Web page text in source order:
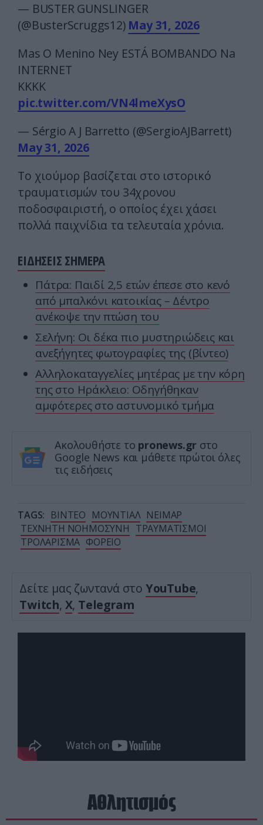
— BUSTER GUNSLINGER
(@BusterScruggs12) May 31, 2026
Mas O Menino Ney ESTÁ BOMBANDO Na
INTERNET
KKKK
pic.twitter.com/VN4lmeXysO
— Sérgio A J Barretto (@SergioAJBarrett)
May 31, 2026
Το χιούμορ βασίζεται στο ιστορικό
τραυματισμών του 34χρονου
ποδοσφαιριστή, ο οποίος έχει χάσει
πολλά παιχνίδια τα τελευταία χρόνια.
ΕΙΔΗΣΕΙΣ ΣΗΜΕΡΑ
Πάτρα: Παιδί 2,5 ετών έπεσε στο κενό
από μπαλκόνι κατοικίας – Δέντρο
ανέκοψε την πτώση του
Σελήνη: Oι δέκα πιο μυστηριώδεις και
ανεξήγητες φωτογραφίες της (βίντεο)
Αλληλοκαταγγελίες μητέρας με την κόρη
της στο Ηράκλειο: Οδηγήθηκαν
αμφότερες στο αστυνομικό τμήμα
Ακολουθήστε το pronews.gr στο
Google News και μάθετε πρώτοι όλες
τις ειδήσεις
TAGS: ΒΙΝΤΕΟ ΜΟΥΝΤΙΑΛ ΝΕΙΜΑΡ
ΤΕΧΝΗΤΗ ΝΟΗΜΟΣΥΝΗ ΤΡΑΥΜΑΤΙΣΜΟΙ
ΤΡΟΛΑΡΙΣΜΑ ΦΟΡΕΙΟ
Δείτε μας ζωντανά στο YouTube,
Twitch, X, Telegram
Αθλητισμός